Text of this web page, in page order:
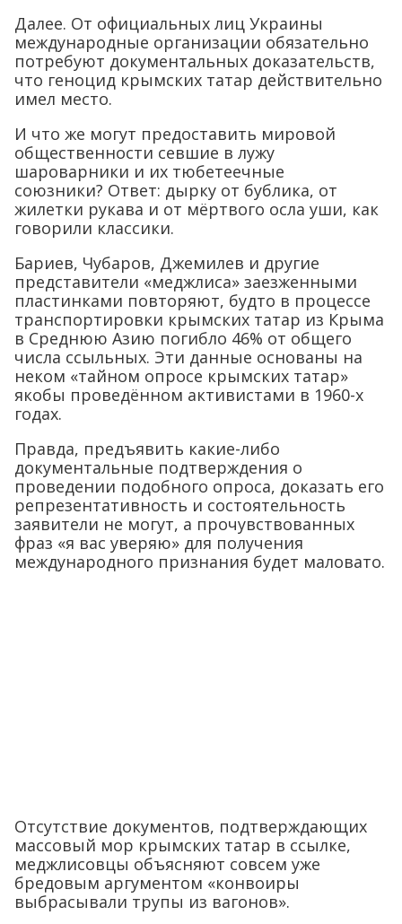
Далее. От официальных лиц Украины
международные организации обязательно
потребуют документальных доказательств,
что геноцид крымских татар действительно
имел место.
И что же могут предоставить мировой
общественности севшие в лужу
шароварники и их тюбетеечные
союзники? Ответ: дырку от бублика, от
жилетки рукава и от мёртвого осла уши, как
говорили классики.
Бариев, Чубаров, Джемилев и другие
представители «меджлиса» заезженными
пластинками повторяют, будто в процессе
транспортировки крымских татар из Крыма
в Среднюю Азию погибло 46% от общего
числа ссыльных. Эти данные основаны на
неком «тайном опросе крымских татар»
якобы проведённом активистами в 1960-х
годах.
Правда, предъявить какие-либо
документальные подтверждения о
проведении подобного опроса, доказать его
репрезентативность и состоятельность
заявители не могут, а прочувствованных
фраз «я вас уверяю» для получения
международного признания будет маловато.
Отсутствие документов, подтверждающих
массовый мор крымских татар в ссылке,
меджлисовцы объясняют совсем уже
бредовым аргументом «конвоиры
выбрасывали трупы из вагонов».